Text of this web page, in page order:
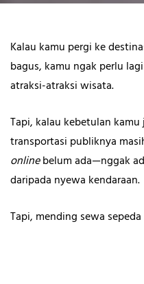
Kalau kamu pergi ke
bagus, kamu ngak perlu
atraksi-atraksi wisata.
Tapi, kalau kebetulan
transportasi publiknya
onlinebelum ada—nggak
daripada nyewa kendaraan.
Tapi, mending sewa